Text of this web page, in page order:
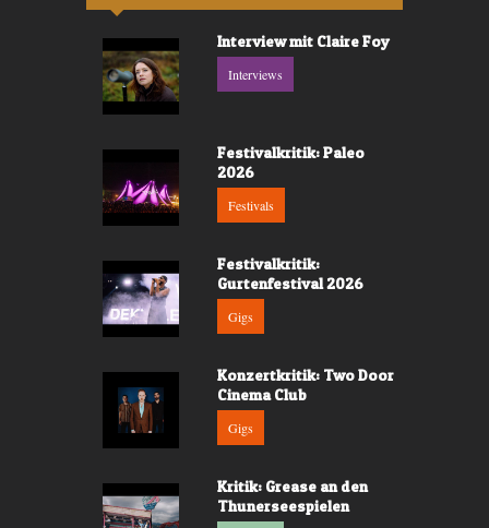
Interview mit Claire Foy
Interviews
Festivalkritik: Paleo
2026
Festivals
Festivalkritik:
Gurtenfestival 2026
Gigs
Konzertkritik: Two Door
Cinema Club
Gigs
Kritik: Grease an den
Thunerseespielen